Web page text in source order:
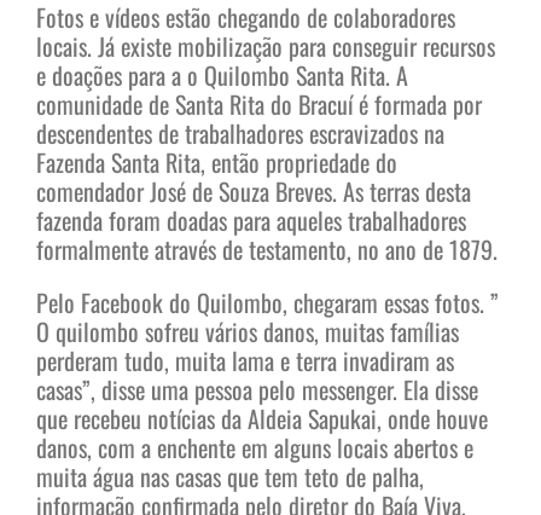
Fotos e vídeos estão chegando de colaboradores
locais. Já existe mobilização para conseguir recursos
e doações para a o Quilombo Santa Rita. A
comunidade de Santa Rita do Bracuí é formada por
descendentes de trabalhadores escravizados na
Fazenda Santa Rita, então propriedade do
comendador José de Souza Breves. As terras desta
fazenda foram doadas para aqueles trabalhadores
formalmente através de testamento, no ano de 1879.
Pelo Facebook do Quilombo, chegaram essas fotos. ”
O quilombo sofreu vários danos, muitas famílias
perderam tudo, muita lama e terra invadiram as
casas”, disse uma pessoa pelo messenger. Ela disse
que recebeu notícias da Aldeia Sapukai, onde houve
danos, com a enchente em alguns locais abertos e
muita água nas casas que tem teto de palha,
informação confirmada pelo diretor do Baía Viva,